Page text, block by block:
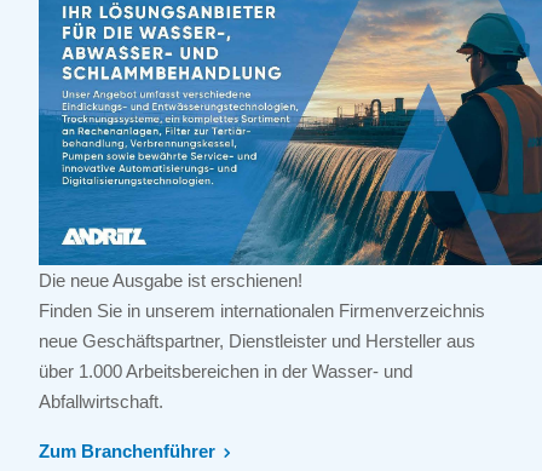
Die neue Ausgabe ist erschienen!
Finden Sie in unserem internationalen Firmenverzeichnis
neue Geschäftspartner, Dienstleister und Hersteller aus
über 1.000 Arbeitsbereichen in der Wasser- und
Abfallwirtschaft.
Zum Branchenführer